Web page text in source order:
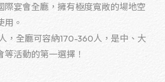
際宴會全廳，擁有極度寬敞的場地空
用。
，全廳可容納170-360人，是中、大
活動的第一選擇！